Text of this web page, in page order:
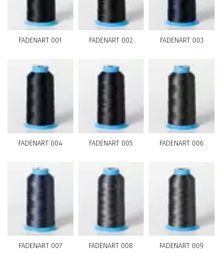
FADENART 001 FADENART 002 FADENART 003
FADENART 004 FADENART 005 FADENART 006
FADENART 007 FADENART 008 FADENART 009